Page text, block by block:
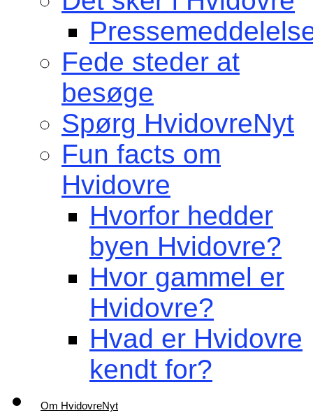
Fede steder at
besøge
Spørg HvidovreNyt
Fun facts om
Hvidovre
Hvorfor hedder
byen Hvidovre?
Hvor gammel er
Hvidovre?
Hvad er Hvidovre
kendt for?
Om HvidovreNyt